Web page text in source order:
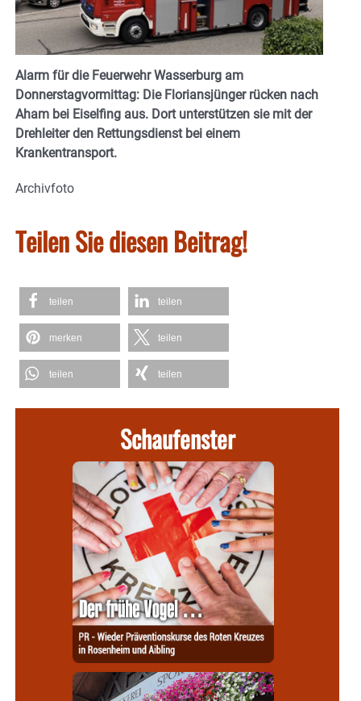
Alarm für die Feuerwehr Wasserburg am
Donnerstagvormittag: Die Floriansjünger rücken nach
Aham bei Eiselfing aus. Dort unterstützen sie mit der
Drehleiter den Rettungsdienst bei einem
Krankentransport.
Archivfoto
Teilen Sie diesen Beitrag!
teilen teilen
merken teilen
teilen teilen
Schaufenster